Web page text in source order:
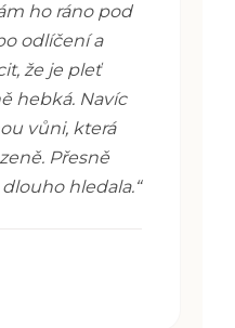
ho ráno pod
odlíčení a
že je pleť
hebká. Navíc
vůni, která
Přesně
hledala.“